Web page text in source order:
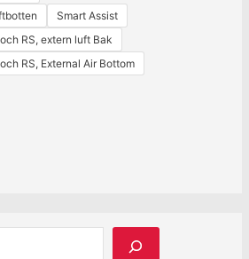
Smart Assist
RS, extern luft Bak
RS, External Air Bottom